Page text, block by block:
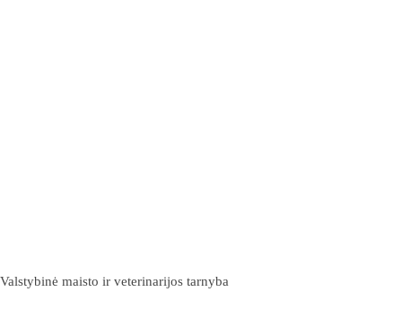
Valstybinė maisto ir veterinarijos tarnyba